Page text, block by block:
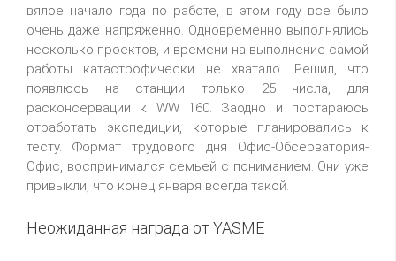
вялое начало года по работе, в этом году все было
очень даже напряженно. Одновременно выполнялись
несколько проектов, и времени на выполнение самой
работы катастрофически не хватало. Решил, что
появлюсь на станции только 25 числа, для
расконсервации к WW 160. Заодно и постараюсь
отработать экспедиции, которые планировались к
тесту. Формат трудового дня Офис-Обсерватория-
Офис, воспринимался семьей с пониманием. Они уже
привыкли, что конец января всегда такой.
Неожиданная награда от YASME